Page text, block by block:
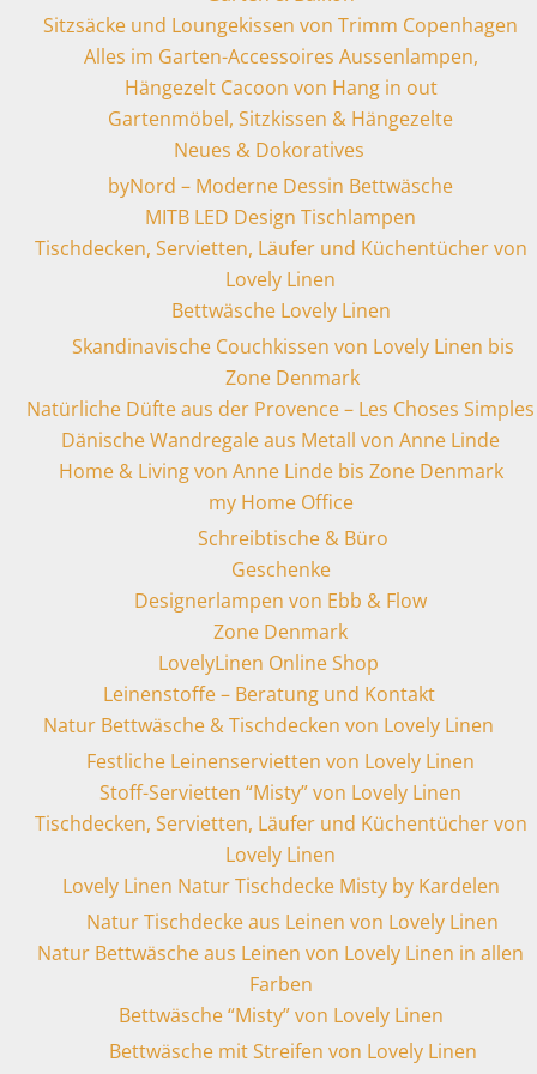
Sitzsäcke und Loungekissen von Trimm Copenhagen
Alles im Garten-Accessoires Aussenlampen,
Hängezelt Cacoon von Hang in out
Gartenmöbel, Sitzkissen & Hängezelte
Neues & Dokoratives
byNord – Moderne Dessin Bettwäsche
MITB LED Design Tischlampen
Tischdecken, Servietten, Läufer und Küchentücher von
Lovely Linen
Bettwäsche Lovely Linen
Skandinavische Couchkissen von Lovely Linen bis
Zone Denmark
Natürliche Düfte aus der Provence – Les Choses Simples
Dänische Wandregale aus Metall von Anne Linde
Home & Living von Anne Linde bis Zone Denmark
my Home Office
Schreibtische & Büro
Geschenke
Designerlampen von Ebb & Flow
Zone Denmark
LovelyLinen Online Shop
Leinenstoffe – Beratung und Kontakt
Natur Bettwäsche & Tischdecken von Lovely Linen
Festliche Leinenservietten von Lovely Linen
Stoff-Servietten “Misty” von Lovely Linen
Tischdecken, Servietten, Läufer und Küchentücher von
Lovely Linen
Lovely Linen Natur Tischdecke Misty by Kardelen
Natur Tischdecke aus Leinen von Lovely Linen
Natur Bettwäsche aus Leinen von Lovely Linen in allen
Farben
Bettwäsche “Misty” von Lovely Linen
Bettwäsche mit Streifen von Lovely Linen